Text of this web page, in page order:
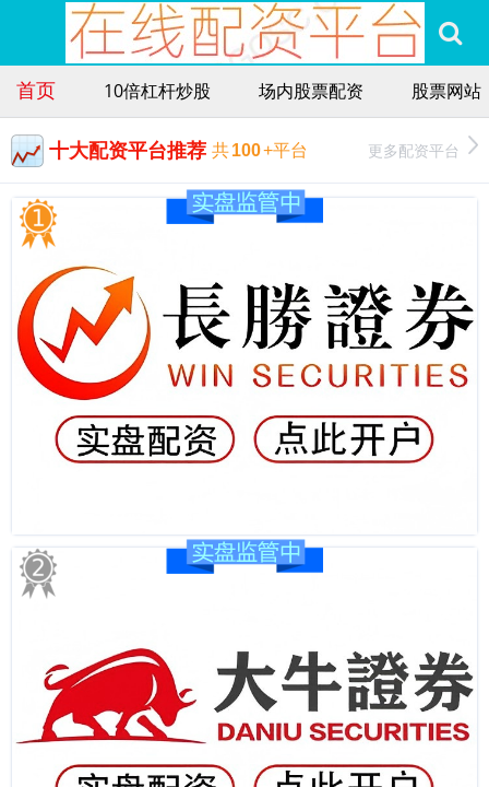
首页 10倍杠杆炒股 场内股票配资 股票网站
十大配资平台推荐 共100+平台 更多配资平台